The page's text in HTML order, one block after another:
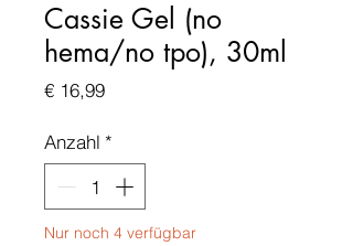
Cassie Gel (no
hema/no tpo), 30ml
€ 16,99Preis
Anzahl *
Nur noch 4 verfügbar